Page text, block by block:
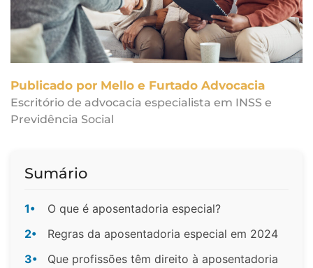
Publicado por Mello e Furtado Advocacia
Escritório de advocacia especialista em INSS e
Previdência Social
Sumário
1•
O que é aposentadoria especial?
2•
Regras da aposentadoria especial em 2024
3•
Que profissões têm direito à aposentadoria